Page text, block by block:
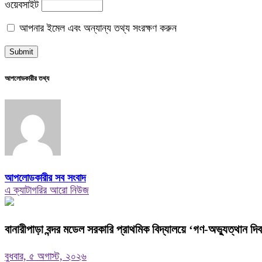
ওয়েবসাইট
আপনার ইমেল এবং অন্যান্য তথ্য সংরক্ষণ করুন
আপলোডকারীর তথ্য
আপলোডকারীর সব সংবাদ
এ ক্যাটাগরির আরো নিউজ
বানারীপাড়া বন্দর মডেল সরকারি প্রাথমিক বিদ্যালয়ে ‘গণ-অভ্যুত্থান
বুধবার, ৫ অগাস্ট, ২০২৬